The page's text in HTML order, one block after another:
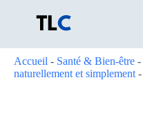
Accueil - Santé & Bien-être -
naturellement et simplement -